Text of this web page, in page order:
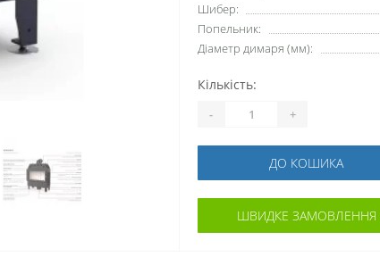
Шибер:
Попельник:
Діаметр димаря (мм):
Кількість:
- +
ДО КОШИКА
ШВИДКЕ ЗАМОВЛЕННЯ